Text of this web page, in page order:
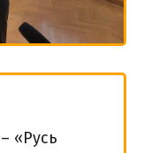
«Русь